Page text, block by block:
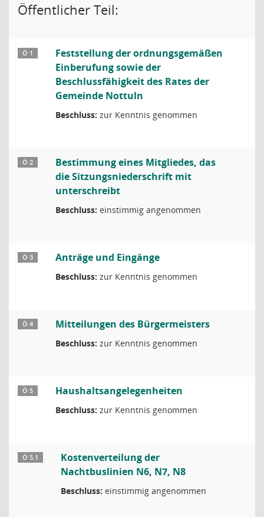
Öffentlicher Teil:
Ö 1
Feststellung der ordnungsgemäßen
Einberufung sowie der
Beschlussfähigkeit des Rates der
Gemeinde Nottuln
Beschluss: zur Kenntnis genommen
Ö 2
Bestimmung eines Mitgliedes, das
die Sitzungsniederschrift mit
unterschreibt
Beschluss: einstimmig angenommen
Ö 3 Anträge und Eingänge
Beschluss: zur Kenntnis genommen
Ö 4 Mitteilungen des Bürgermeisters
Beschluss: zur Kenntnis genommen
Ö 5 Haushaltsangelegenheiten
Beschluss: zur Kenntnis genommen
Ö 5.1
Kostenverteilung der
Nachtbuslinien N6, N7, N8
Beschluss: einstimmig angenommen